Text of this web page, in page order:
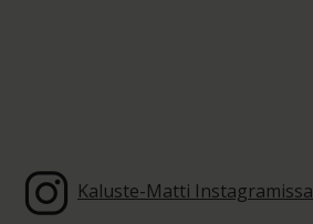
Kaluste-Matti Instagramissa